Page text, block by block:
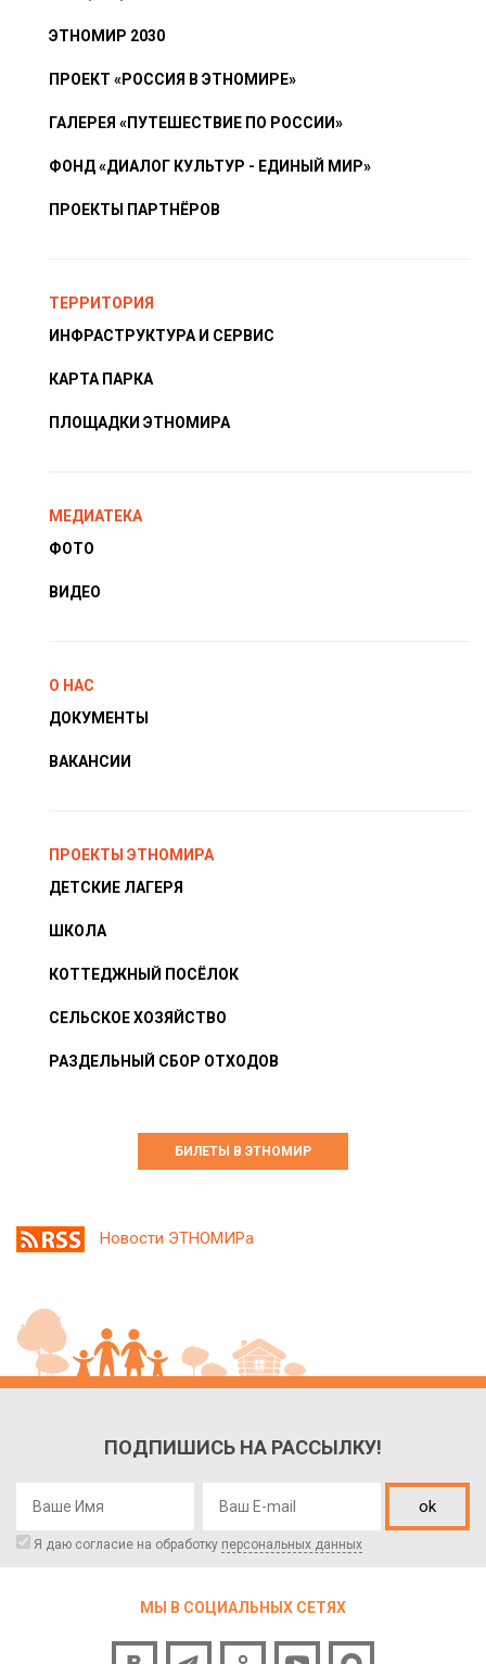
ЭТНОМИР 2030
ПРОЕКТ «РОССИЯ В ЭТНОМИРЕ»
ГАЛЕРЕЯ «ПУТЕШЕСТВИЕ ПО РОССИИ»
ФОНД «ДИАЛОГ КУЛЬТУР - ЕДИНЫЙ МИР»
ПРОЕКТЫ ПАРТНЁРОВ
ТЕРРИТОРИЯ
ИНФРАСТРУКТУРА И СЕРВИС
КАРТА ПАРКА
ПЛОЩАДКИ ЭТНОМИРА
МЕДИАТЕКА
ФОТО
ВИДЕО
О НАС
ДОКУМЕНТЫ
ВАКАНСИИ
ПРОЕКТЫ ЭТНОМИРА
ДЕТСКИЕ ЛАГЕРЯ
ШКОЛА
КОТТЕДЖНЫЙ ПОСЁЛОК
СЕЛЬСКОЕ ХОЗЯЙСТВО
РАЗДЕЛЬНЫЙ СБОР ОТХОДОВ
БИЛЕТЫ В ЭТНОМИР
Новости ЭТНОМИРа
ПОДПИШИСЬ НА РАССЫЛКУ!
ok
Я даю согласие на обработку персональных данных
МЫ В СОЦИАЛЬНЫХ СЕТЯХ